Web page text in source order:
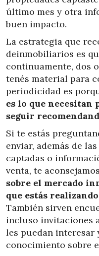
último mes y otra
buen impacto.
La estrategia que
deinmobiliarios es
continuamente, dos
tenés material para
periodicidad es
es lo que necesitan
seguir
Si te estás
enviar, además de
captadas o
venta, te
sobre el mercado
que estás
También sirven
incluso invitaciones
les puedan interesar
conocimiento sobre